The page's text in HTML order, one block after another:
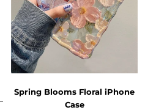
Spring Blooms Floral iPhone
Case